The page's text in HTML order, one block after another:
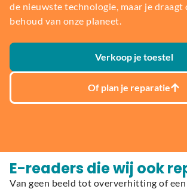
de nieuwste technologie, maar je draagt
behoud van onze planeet.
Verkoop je toestel
Of plan je reparatie
E-readers die wij ook
Van geen beeld tot oververhitting of